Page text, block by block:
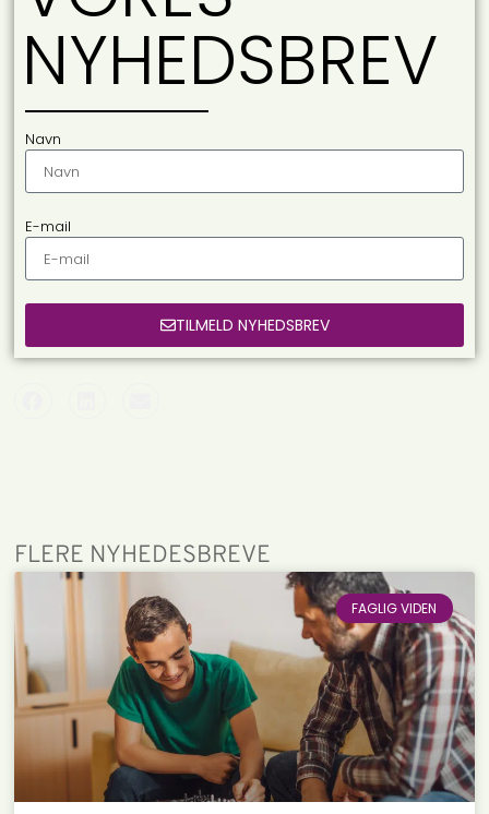
NYHEDSBREV
Navn
E-mail
TILMELD NYHEDSBREV
FLERE NYHEDESBREVE
FAGLIG VIDEN